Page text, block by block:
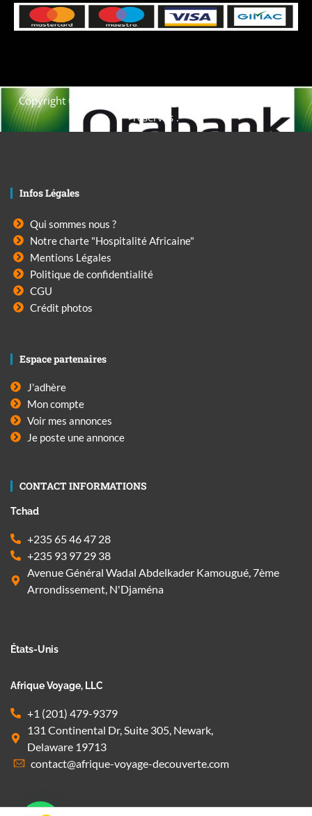
Copyright © 2021. Afrique-voyage-découverte tous droits
réservés .
Infos Légales
Qui sommes nous ?
Notre charte "Hospitalité Africaine"
Mentions Légales
Politique de confidentialité
CGU
Crédit photos
Espace partenaires
J'adhère
Mon compte
Voir mes annonces
Je poste une annonce
CONTACT INFORMATIONS
Tchad
+235 65 46 47 28
+235 93 97 29 38
Avenue Général Wadal Abdelkader Kamougué, 7ème
Arrondissement, N'Djaména
États-Unis
Afrique Voyage, LLC
+1 (201) 479-9379
131 Continental Dr, Suite 305, Newark,
Delaware 19713
contact@afrique-voyage-decouverte.com